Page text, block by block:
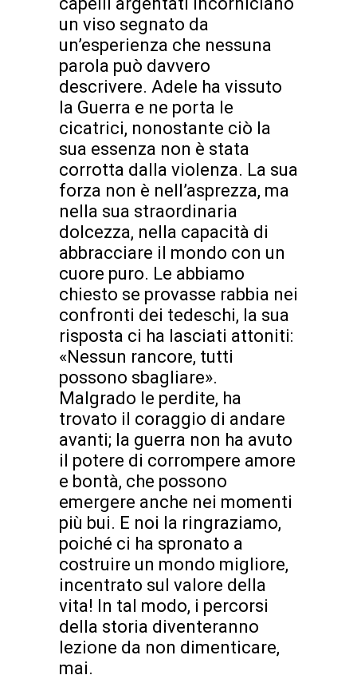
un viso segnato da
un’esperienza che nessuna
parola può davvero
descrivere. Adele ha vissuto
la Guerra e ne porta le
cicatrici, nonostante ciò la
sua essenza non è stata
corrotta dalla violenza. La sua
forza non è nell’asprezza, ma
nella sua straordinaria
dolcezza, nella capacità di
abbracciare il mondo con un
cuore puro. Le abbiamo
chiesto se provasse rabbia nei
confronti dei tedeschi, la sua
risposta ci ha lasciati attoniti:
«Nessun rancore, tutti
possono sbagliare».
Malgrado le perdite, ha
trovato il coraggio di andare
avanti; la guerra non ha avuto
il potere di corrompere amore
e bontà, che possono
emergere anche nei momenti
più bui. E noi la ringraziamo,
poiché ci ha spronato a
costruire un mondo migliore,
incentrato sul valore della
vita! In tal modo, i percorsi
della storia diventeranno
lezione da non dimenticare,
mai.